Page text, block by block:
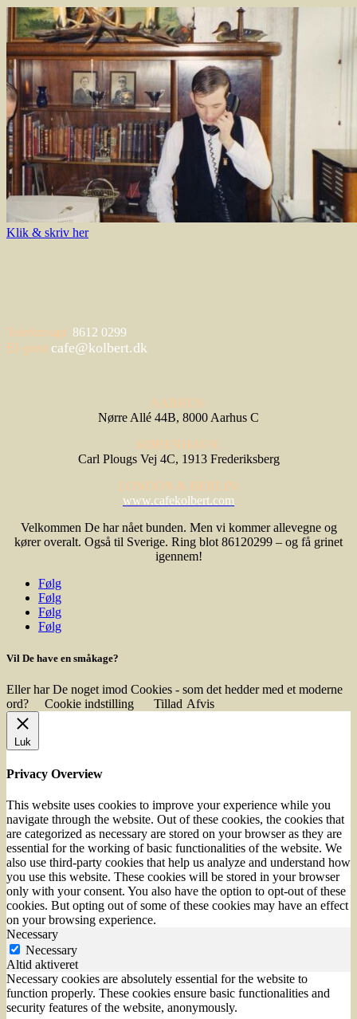
Klik & skriv her
Telefonvagt 8612 0299
El-post cafe@kolbert.dk
AARHUS:
Nørre Allé 44B, 8000 Aarhus C
KØBENHAVN:
Carl Plougs Vej 4C, 1913 Frederiksberg
LONDON & BERLIN:
www.cafekolbert.com
Velkommen De har nået bunden. Men vi kommer allevegne og
kører overalt. Også til Sverige. Ring blot 86120299 – og få grinet
igennem!
Følg
Følg
Følg
Følg
Vil De have en småkage?
Eller har De noget imod Cookies - som det hedder med et moderne
ord?
Cookie indstilling Tillad Afvis
Luk
Privacy Overview
This website uses cookies to improve your experience while you
navigate through the website. Out of these cookies, the cookies that
are categorized as necessary are stored on your browser as they are
essential for the working of basic functionalities of the website. We
also use third-party cookies that help us analyze and understand how
you use this website. These cookies will be stored in your browser
only with your consent. You also have the option to opt-out of these
cookies. But opting out of some of these cookies may have an effect
on your browsing experience.
Necessary
Necessary
Altid aktiveret
Necessary cookies are absolutely essential for the website to
function properly. These cookies ensure basic functionalities and
security features of the website, anonymously.